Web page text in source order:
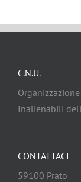
C.N.U.
Inalienabili
CONTATTACI
59100 Prato